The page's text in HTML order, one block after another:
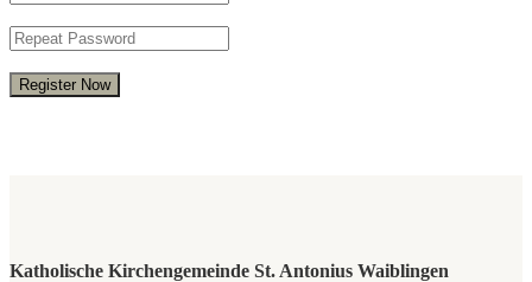
Register Now
Katholische Kirchengemeinde St. Antonius Waiblingen